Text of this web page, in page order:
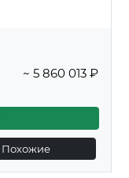
~ 5 860 013 ₽
Похожие